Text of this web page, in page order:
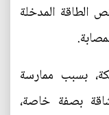
الطاقة المدخلة
بسبب ممارسة
بصفة خاصة،